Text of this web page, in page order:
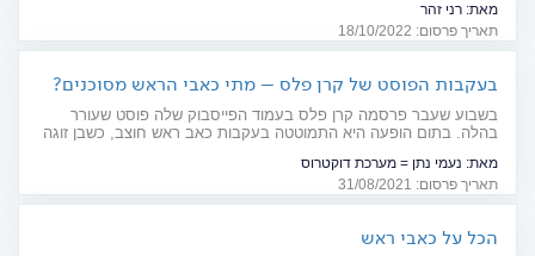
מאת: רני זהר
תאריך פרסום: 18/10/2022
בעקבות הפוסט של קרן פלס – מתי כאבי הראש מסוכנים?
בשבוע שעבר פרסמה קרן פלס בעמוד הפייסבוק שלה פוסט שעורר
בהלה. בתום הופעה היא התמוטטה בעקבות כאב ראש חוצב, כשבן זוגה
ואף טסה אחר כך בעקבות משפחתה. אולם המקרה, אותו תיארה
בכישרון עצום תוך שמירה על עמימות רפואית, יצר מבול של שאלות. מתי
כאב הראש מסוכן, למה הוא יכול לרמז ומה צריך לעשות?
מאת: נעמי נתן = מערכת דוקטרוס
תאריך פרסום: 31/08/2021
הכל על כאבי ראש